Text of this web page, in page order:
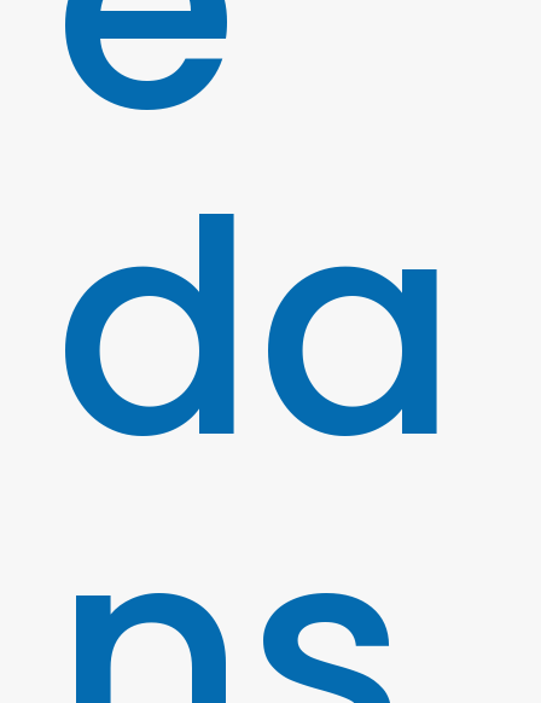
da